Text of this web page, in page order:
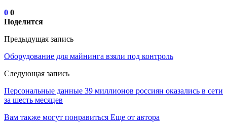
0 0
Поделится
Предыдущая запись
Оборудование для майнинга взяли под контроль
Следующая запись
Персональные данные 39 миллионов россиян оказались в сети
за шесть месяцев
Вам также могут понравиться Еще от автора